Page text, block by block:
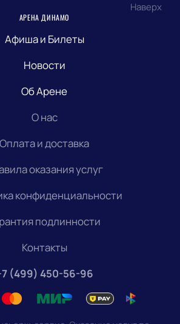
Наверх
АРЕНА ДИНАМО
Афиша и Билеты
Новости
Об Арене
О нас
Оплата и доставка
оказания услуг
конфиденциальности
подлинности
Контакты
(499) 450-56-96